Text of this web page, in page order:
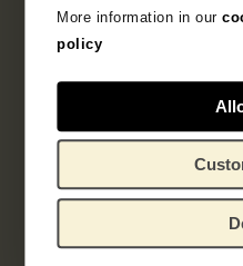
More information in our
policy
Vincent van Gogh,
Zorg ervoor dat je